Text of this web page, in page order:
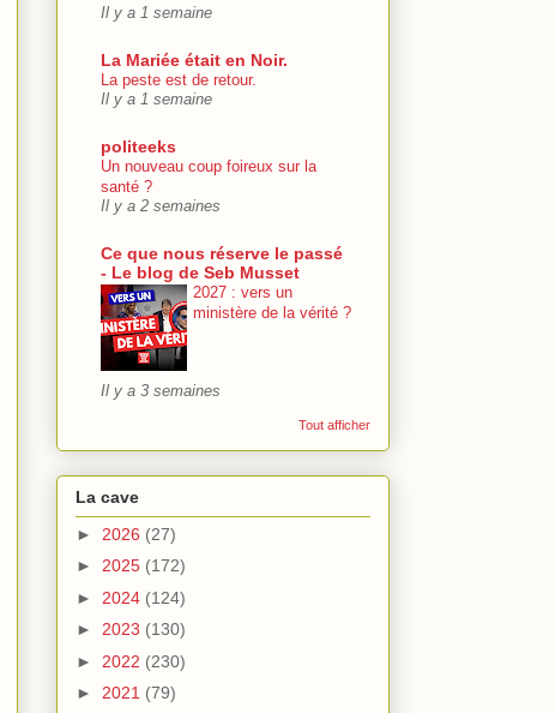
Il y a 1 semaine
La Mariée était en Noir.
La peste est de retour.
Il y a 1 semaine
politeeks
Un nouveau coup foireux sur la
santé ?
Il y a 2 semaines
Ce que nous réserve le passé
- Le blog de Seb Musset
2027 : vers un
ministère de la vérité ?
Il y a 3 semaines
Tout afficher
La cave
► 2026 (27)
► 2025 (172)
► 2024 (124)
► 2023 (130)
► 2022 (230)
► 2021 (79)